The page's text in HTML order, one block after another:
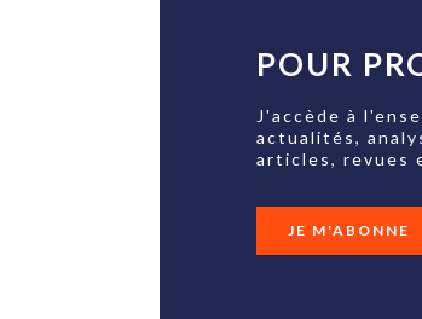
POUR
J'accède à
actualités,
articles, revues
JE M'ABONNE